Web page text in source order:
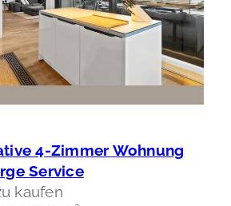
4-Zimmer Wohnung
Service
kaufen